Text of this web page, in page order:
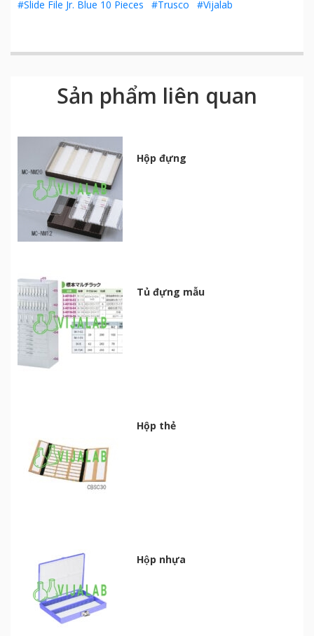
#Slide File Jr. Blue 10 Pieces
#Trusco #Vijalab
Sản phẩm liên quan
Hộp đựng
Tủ đựng mẫu
Hộp thẻ
Hộp nhựa